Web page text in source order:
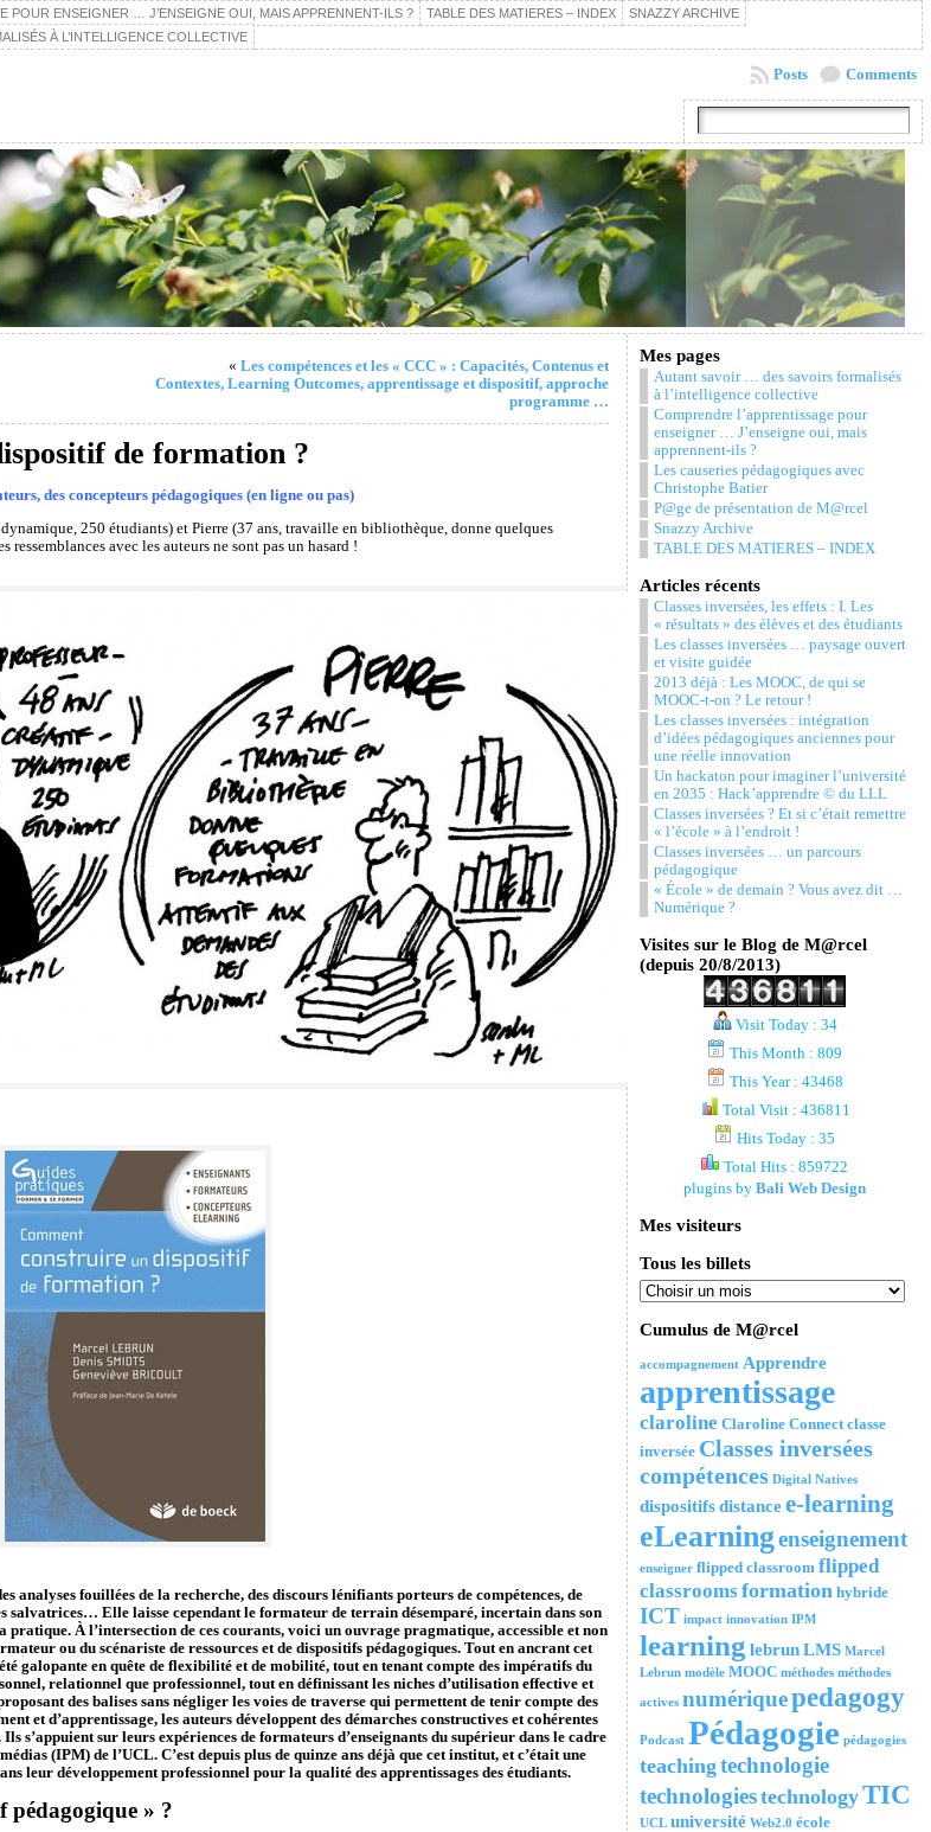
POUR ENSEIGNER … J’ENSEIGNE OUI, MAIS APPRENNENT-ILS ? TABLE DES MATIERES – INDEX
SNAZZY ARCHIVE
À L’INTELLIGENCE COLLECTIVE
Comments
Posts
« Les compétences et les « CCC » : Capacités, Contenus et
Contextes, Learning Outcomes, apprentissage et dispositif, approche
programme …
de formation ?
des concepteurs pédagogiques (en ligne ou pas)
250 étudiants) et Pierre (37 ans, travaille en bibliothèque, donne quelques
avec les auteurs ne sont pas un hasard !
analyses fouillées de la recherche, des discours lénifiants porteurs de compétences, de
salvatrices… Elle laisse cependant le formateur de terrain désemparé, incertain dans son
pratique. À l’intersection de ces courants, voici un ouvrage pragmatique, accessible et non
ou du scénariste de ressources et de dispositifs pédagogiques. Tout en ancrant cet
galopante en quête de flexibilité et de mobilité, tout en tenant compte des impératifs du
relationnel que professionnel, tout en définissant les niches d’utilisation effective et
des balises sans négliger les voies de traverse qui permettent de tenir compte des
et d’apprentissage, les auteurs développent des démarches constructives et cohérentes
s’appuient sur leurs expériences de formateurs d’enseignants du supérieur dans le cadre
(IPM) de l’UCL. C’est depuis plus de quinze ans déjà que cet institut, et c’était une
leur développement professionnel pour la qualité des apprentissages des étudiants.
pédagogique » ?
Mes pages
Autant savoir … des savoirs formalisés
à l’intelligence collective
Comprendre l’apprentissage pour
enseigner … J’enseigne oui, mais
apprennent-ils ?
Les causeries pédagogiques avec
Christophe Batier
P@ge de présentation de M@rcel
Snazzy Archive
TABLE DES MATIERES – INDEX
Articles récents
Classes inversées, les effets : I. Les
« résultats » des élèves et des étudiants
Les classes inversées … paysage ouvert
et visite guidée
2013 déjà : Les MOOC, de qui se
MOOC-t-on ? Le retour !
Les classes inversées : intégration
d’idées pédagogiques anciennes pour
une réelle innovation
Un hackaton pour imaginer l’université
en 2035 : Hack’apprendre © du LLL
Classes inversées ? Et si c’était remettre
« l’école » à l’endroit !
Classes inversées … un parcours
pédagogique
« École » de demain ? Vous avez dit …
Numérique ?
Visites sur le Blog de M@rcel
(depuis 20/8/2013)
Visit Today : 34
This Month : 809
This Year : 43468
Total Visit : 436811
Hits Today : 35
Total Hits : 859722
plugins byBali Web Design
Mes visiteurs
Tous les billets
Cumulus de M@rcel
accompagnement Apprendre
apprentissage
claroline Claroline Connect classe
inversée Classes inversées
compétences Digital Natives
dispositifsdistancee-learning
eLearningenseignement
enseigner flipped classroom flipped
classroomsformation hybride
ICT impact innovation IPM
learning lebrunLMS Marcel
Lebrun modèle MOOC méthodes méthodes
actives numériquepedagogy
Podcast Pédagogie pédagogies
teachingtechnologie
technologiestechnologyTIC
UCL université Web2.0 école